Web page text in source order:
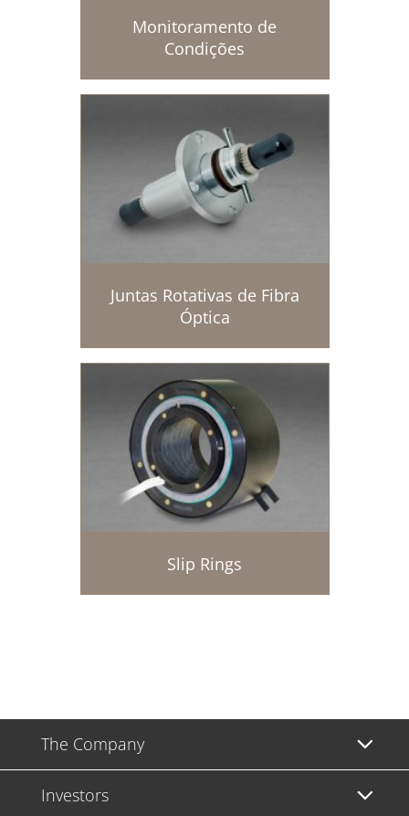
Monitoramento de
Condições
Juntas Rotativas de Fibra
Óptica
Slip Rings
The Company
Investors